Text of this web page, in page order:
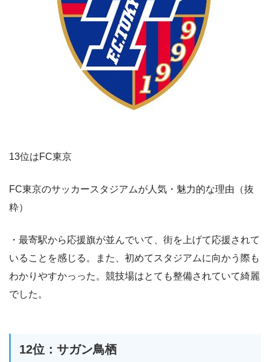
13位はFC東京
FC東京のサッカースタジアムが人気・魅力的な理由（抜
粋）
・最寄駅から応援旗が並んでいて、街を上げて応援されて
いることを感じる。また、初めてスタジアムに向かう際も
わかりやすかっった。競技場はとても整備されていて綺麗
でした。
12位：サガン鳥栖